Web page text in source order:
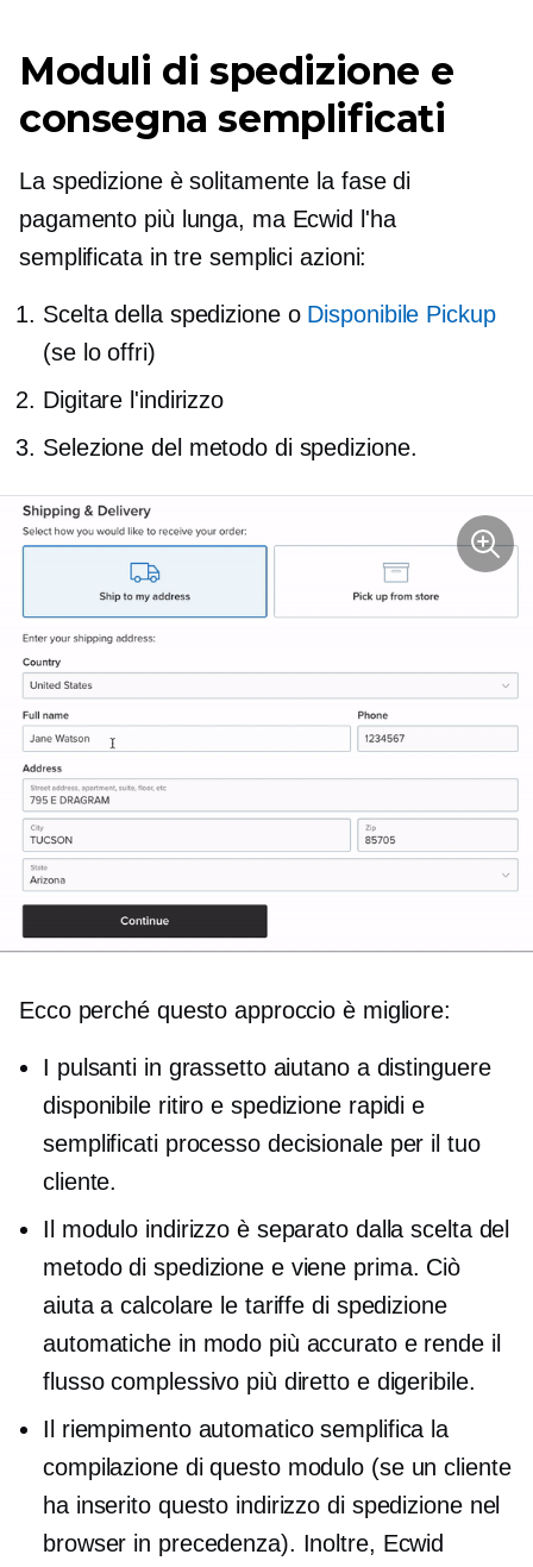
Moduli di spedizione e
consegna semplificati
La spedizione è solitamente la fase di
pagamento più lunga, ma Ecwid l'ha
semplificata in tre semplici azioni:
Scelta della spedizione o Disponibile Pickup
(se lo offri)
Digitare l'indirizzo
Selezione del metodo di spedizione.
Ecco perché questo approccio è migliore:
I pulsanti in grassetto aiutano a distinguere
disponibileritiro e spedizione rapidi e
semplificati processo decisionaleper il tuo
cliente.
Il modulo indirizzo è separato dalla scelta del
metodo di spedizione e viene prima. Ciò
aiuta a calcolare le tariffe di spedizione
automatiche in modo più accurato e rende il
flusso complessivo più diretto e digeribile.
Il riempimento automatico semplifica la
compilazione di questo modulo (se un cliente
ha inserito questo indirizzo di spedizione nel
browser in precedenza). Inoltre, Ecwid